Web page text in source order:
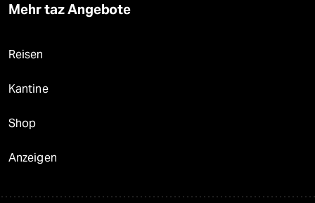
Mehr taz Angebote
Reisen
Kantine
Shop
Anzeigen